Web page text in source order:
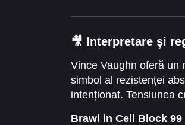
🎥 Interpretare și
Vince Vaughn oferă un
simbol al rezistenței
intenționat. Tensiunea
Brawl in Cell Block